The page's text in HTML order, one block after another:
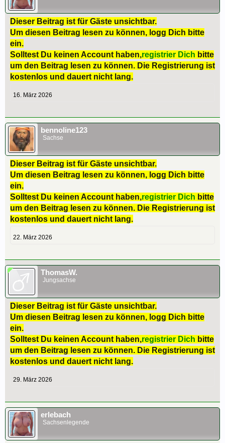
Dieser Beitrag ist für Gäste unsichtbar.
Um diesen Beitrag lesen zu können, logg Dich bitte
ein.
Solltest Du keinen Account haben,registrier Dich bitte
um den Beitrag lesen zu können. Die Registrierung ist
kostenlos und dauert nicht lang.
16. März 2026
bennoline123
Sachse
Dieser Beitrag ist für Gäste unsichtbar.
Um diesen Beitrag lesen zu können, logg Dich bitte
ein.
Solltest Du keinen Account haben,registrier Dich bitte
um den Beitrag lesen zu können. Die Registrierung ist
kostenlos und dauert nicht lang.
22. März 2026
ThomasW.
Jungsachse
Dieser Beitrag ist für Gäste unsichtbar.
Um diesen Beitrag lesen zu können, logg Dich bitte
ein.
Solltest Du keinen Account haben,registrier Dich bitte
um den Beitrag lesen zu können. Die Registrierung ist
kostenlos und dauert nicht lang.
29. März 2026
erlebach
Sachsenlegende